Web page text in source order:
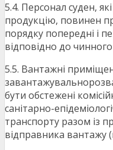
5.4. Персонал суден,
продукцію, повинен
порядку попередні і
відповідно до
5.5. Вантажні
бути обстежені
санітарно-
транспорту разом із
відправника вантажу